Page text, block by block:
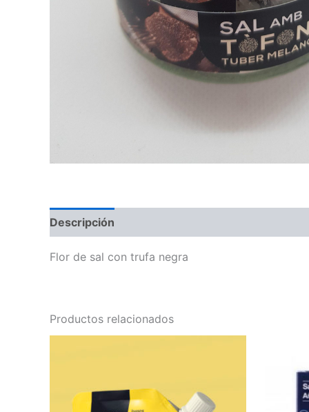
Descripción
Flor de sal con trufa negra
Productos relacionados